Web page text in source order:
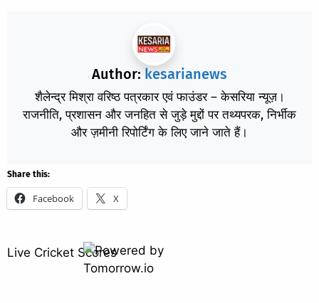
Author: kesarianews
शैलेन्द्र मिश्रा वरिष्ठ पत्रकार एवं फाउंडर – केसरिया न्यूज़।
राजनीति, प्रशासन और जनहित से जुड़े मुद्दों पर तथ्यपरक, निर्भीक
और ज़मीनी रिपोर्टिंग के लिए जाने जाते हैं।
Share this:
Facebook X
Live Cricket Scores